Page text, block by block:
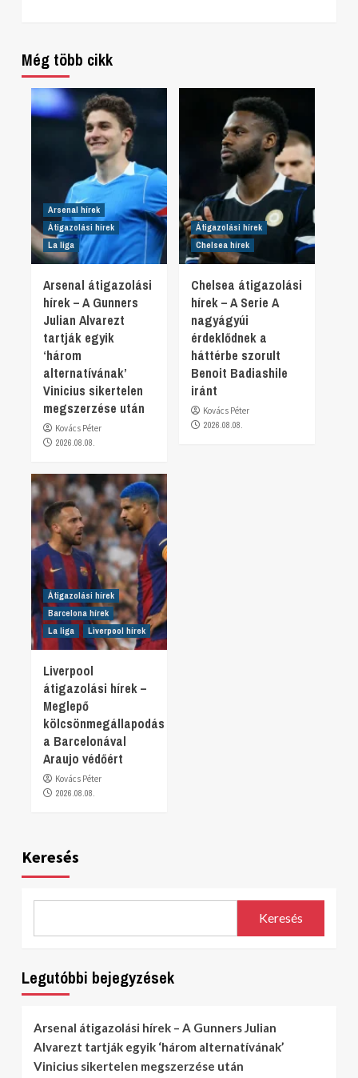
Még több cikk
Arsenal hírek
Átigazolási hírek
La liga
Arsenal átigazolási
hírek – A Gunners
Julian Alvarezt
tartják egyik
‘három
alternatívának’
Vinicius sikertelen
megszerzése után
Kovács Péter
2026.08.08.
Átigazolási hírek
Chelsea hírek
Chelsea átigazolási
hírek – A Serie A
nagyágyúi
érdeklődnek a
háttérbe szorult
Benoit Badiashile
iránt
Kovács Péter
2026.08.08.
Átigazolási hírek
Barcelona hírek
La liga
Liverpool hírek
Liverpool
átigazolási hírek –
Meglepő
kölcsönmegállapodás
a Barcelonával
Araujo védőért
Kovács Péter
2026.08.08.
Keresés
Keresés
Legutóbbi bejegyzések
Arsenal átigazolási hírek – A Gunners Julian
Alvarezt tartják egyik ‘három alternatívának’
Vinicius sikertelen megszerzése után